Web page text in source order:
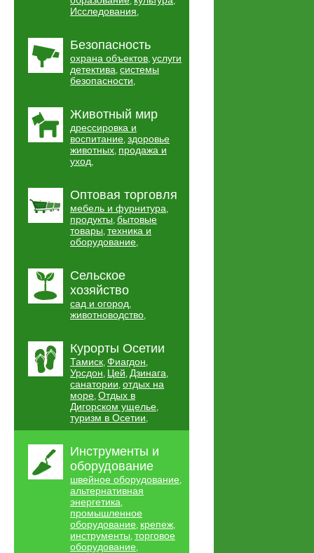
Исследования,
Безопасность
охрана объектов, услуги
детектива, системы
безопасности,
Животный мир
дрессировка и
воспитание, здоровье
животных, продажа и
уход,
Оптовая торговля
мебель и фурнитура,
продукты, бытовые
товары, техника и
оборудование,
Сельское
хозяйство
сад и огород,
животноводство,
Курорты Осетии
Тамиск, Фиагдон,
Урсдон, Цей, Дзинага,
санатории, отдых на
море, Отдых в
Дигорском ущелье,
туризм в Осетии,
Инструменты и
оборудование
швейное оборудование,
альтернативная
энергетика,
промышленное
оборудование, крепеж,
инструменты, торговое
оборудование,